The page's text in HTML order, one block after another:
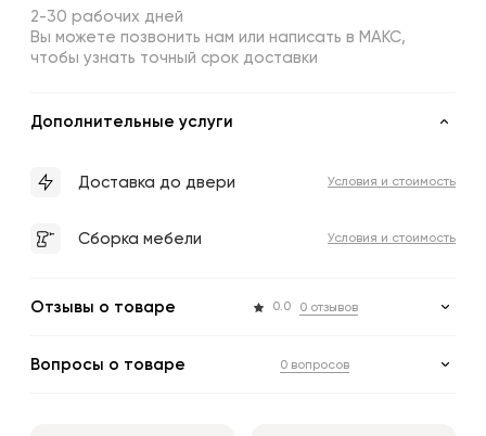
2-30 рабочих дней
Вы можете позвонить нам или написать в МАКС,
чтобы узнать точный срок доставки
Дополнительные услуги
Доставка до двери Условия и стоимость
Сборка мебели Условия и стоимость
Отзывы о товаре 0.0 0 отзывов
Вопросы о товаре 0 вопросов